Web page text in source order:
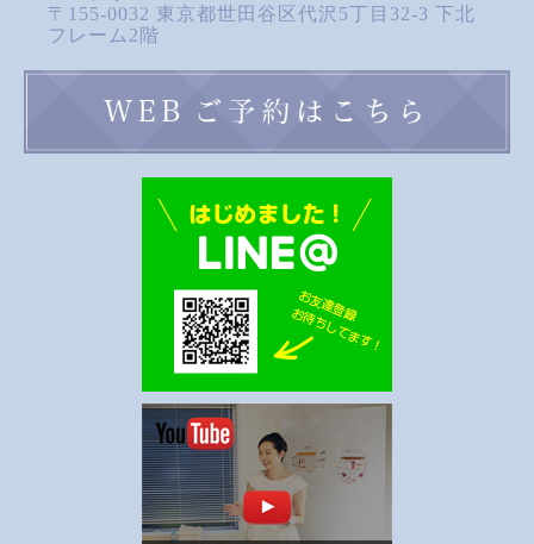
〒155-0032 東京都世田谷区代沢5丁目32-3 下北
フレーム2階